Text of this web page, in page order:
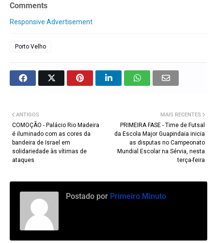
Comments
Responsive Advertisement
Porto Velho
MAIS RECENTES
PRIMEIRA FASE - Time de Futsal
da Escola Major Guapindaia inicia
as disputas no Campeonato
Mundial Escolar na Sérvia, nesta
terça-feira
ANTIGOS
COMOÇÃO - Palácio Rio Madeira
é iluminado com as cores da
bandeira de Israel em
solidariedade às vítimas de
ataques
Postado por Primeiro Minuto